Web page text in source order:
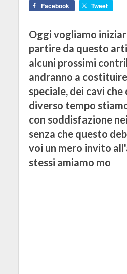
Facebook Tweet
Oggi vogliamo
partire da questo
alcuni prossimi
andranno a
speciale, dei cavi che
diverso tempo
con soddisfazione
senza che questo
voi un mero invito
stessi amiamo mo